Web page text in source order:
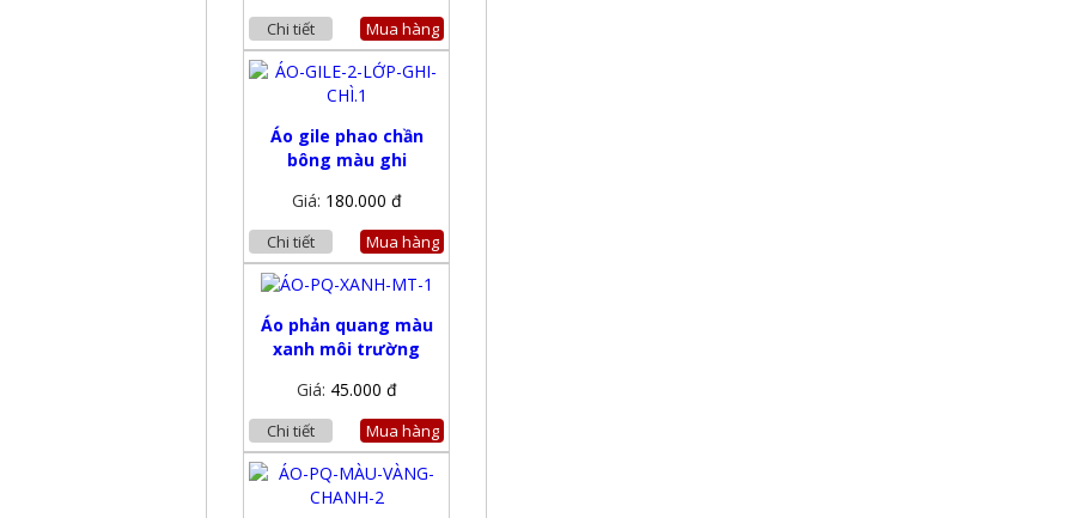
Chi tiết Mua hàng
Áo gile phao chần
bông màu ghi
Giá: 180.000 đ
Chi tiết Mua hàng
Áo phản quang màu
xanh môi trường
Giá: 45.000 đ
Chi tiết Mua hàng